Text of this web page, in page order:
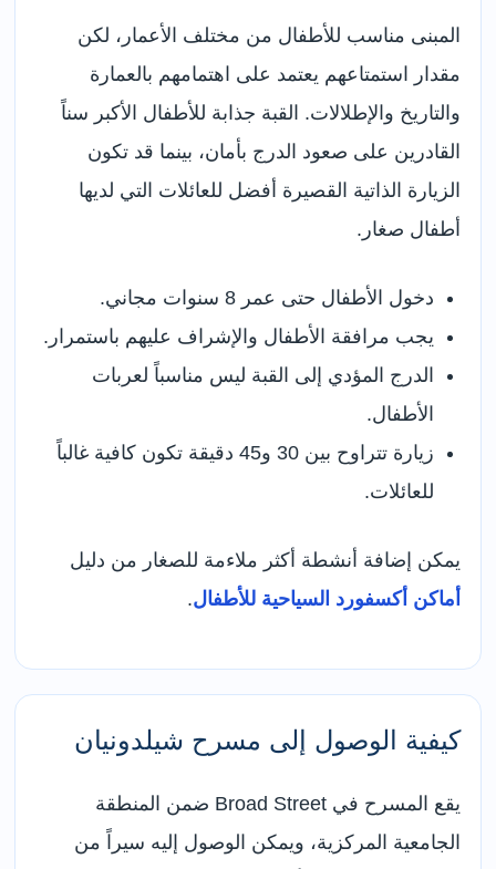
المبنى مناسب للأطفال من مختلف الأعمار، لكن
مقدار استمتاعهم يعتمد على اهتمامهم بالعمارة
والتاريخ والإطلالات. القبة جذابة للأطفال الأكبر سناً
القادرين على صعود الدرج بأمان، بينما قد تكون
الزيارة الذاتية القصيرة أفضل للعائلات التي لديها
أطفال صغار.
دخول الأطفال حتى عمر 8 سنوات مجاني.
يجب مرافقة الأطفال والإشراف عليهم باستمرار.
الدرج المؤدي إلى القبة ليس مناسباً لعربات
الأطفال.
زيارة تتراوح بين 30 و45 دقيقة تكون كافية غالباً
للعائلات.
يمكن إضافة أنشطة أكثر ملاءمة للصغار من دليل
أماكن أكسفورد السياحية للأطفال.
كيفية الوصول إلى مسرح شيلدونيان
يقع المسرح في Broad Street ضمن المنطقة
الجامعية المركزية، ويمكن الوصول إليه سيراً من